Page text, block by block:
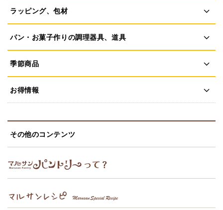
ラッピング、包材
パン・お菓子作りの調理器具、道具
季節商品
お得情報
その他のコンテンツ